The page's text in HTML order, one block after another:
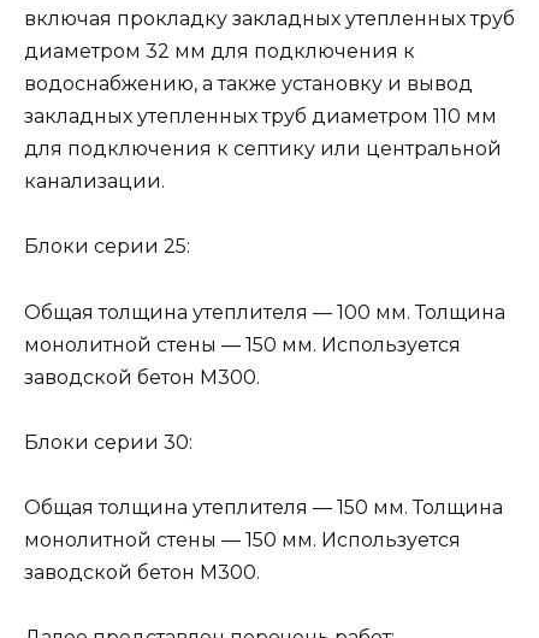
включая прокладку закладных утепленных труб
диаметром 32 мм для подключения к
водоснабжению, а также установку и вывод
закладных утепленных труб диаметром 110 мм
для подключения к септику или центральной
канализации.
Блоки серии 25:
Общая толщина утеплителя — 100 мм. Толщина
монолитной стены — 150 мм. Используется
заводской бетон М300.
Блоки серии 30:
Общая толщина утеплителя — 150 мм. Толщина
монолитной стены — 150 мм. Используется
заводской бетон М300.